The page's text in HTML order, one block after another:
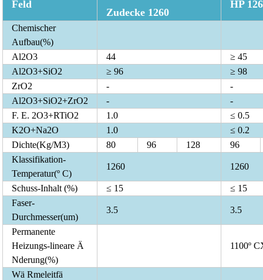
Feld
Zudecke 1260
HP
Chemischer
Aufbau(%)
Al2O3 44
≥ 45
Al2O3+SiO2 ≥ 96
≥ 98
ZrO2
-
-
Al2O3+SiO2+ZrO2 -
-
F. E. 2O3+RTiO2 1.0
≤ 0.5
K2O+Na2O 1.0
≤ 0.2
Dichte(Kg/M3) 80 96 128
96
Klassifikation-
Temperatur(º C)
1260 1260
Schuss-Inhalt (%) ≤ 15
≤ 15
Faser-
Durchmesser(um)
3.5 3.5
Permanente
Heizungs-lineare Ä
Nderung(%)
1100º
Wä Rmeleitfä